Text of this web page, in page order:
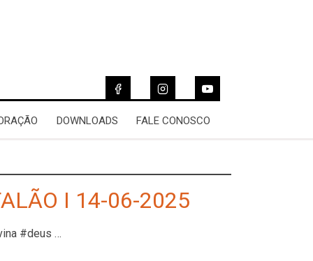
DOWNLOADS FALE CONOSCO
I 14-06-2025
#deus …